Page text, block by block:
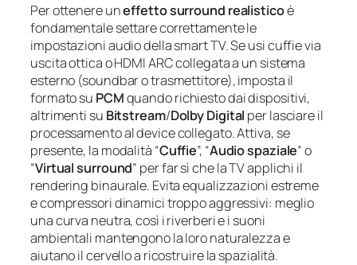
Per ottenere uneffetto surround realisticoè
fondamentale settare correttamente le
impostazioni audio della smart TV. Se usi cuffie via
uscita ottica o HDMI ARC collegata a un sistema
esterno (soundbar o trasmettitore), imposta il
formato su PCMquando richiesto dai dispositivi,
altrimenti su Bitstream/Dolby Digital per lasciare il
processamento al device collegato. Attiva, se
presente, la modalità “Cuffie”, “Audio spaziale” o
“Virtual surround” per far sì che la TV applichi il
rendering binaurale. Evita equalizzazioni estreme
e compressori dinamici troppo aggressivi: meglio
una curva neutra, così i riverberi e i suoni
ambientali mantengono la loro naturalezza e
aiutano il cervello a ricostruire la spazialità.